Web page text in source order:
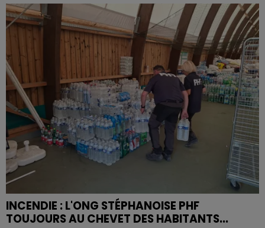
INCENDIE : L'ONG STÉPHANOISE PHF
TOUJOURS AU CHEVET DES HABITANTS...